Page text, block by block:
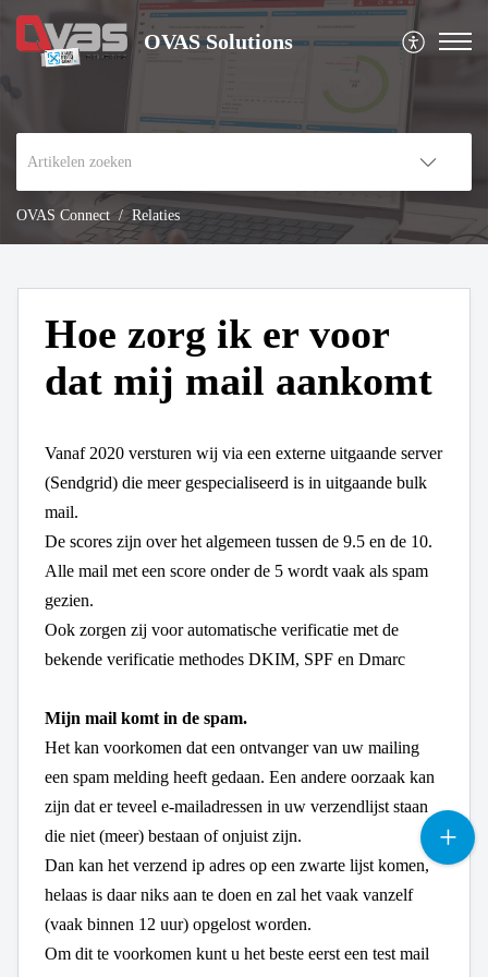
OVAS Solutions
OVAS Connect Relaties
Hoe zorg ik er voor
dat mij mail aankomt
Vanaf 2020 versturen wij via een externe uitgaande server
(Sendgrid) die meer gespecialiseerd is in uitgaande bulk
mail.
De scores zijn over het algemeen tussen de 9.5 en de 10.
Alle mail met een score onder de 5 wordt vaak als spam
gezien.
Ook zorgen zij voor automatische verificatie met de
bekende verificatie methodes DKIM, SPF en Dmarc
Mijn mail komt in de spam.
Het kan voorkomen dat een ontvanger van uw mailing
een spam melding heeft gedaan. Een andere oorzaak kan
zijn dat er teveel e-mailadressen in uw verzendlijst staan
die niet (meer) bestaan of onjuist zijn.
Dan kan het verzend ip adres op een zwarte lijst komen,
helaas is daar niks aan te doen en zal het vaak vanzelf
(vaak binnen 12 uur) opgelost worden.
Om dit te voorkomen kunt u het beste eerst een test mail